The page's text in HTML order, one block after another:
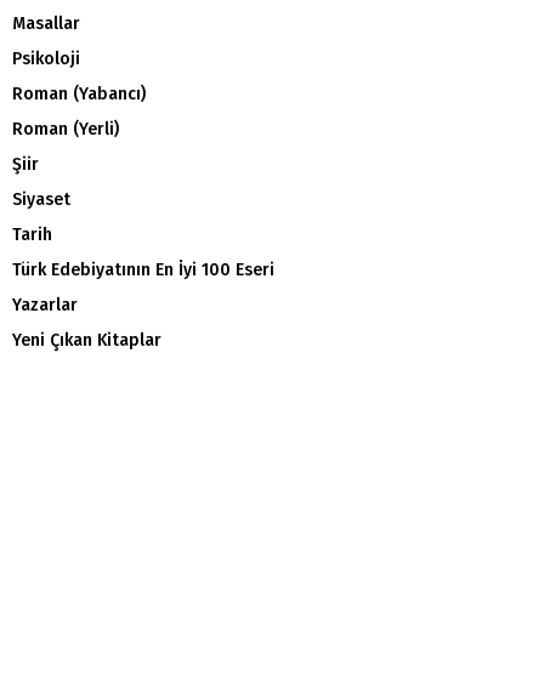
Masallar
Psikoloji
Roman (Yabancı)
Roman (Yerli)
Şiir
Siyaset
Tarih
Türk Edebiyatının En İyi 100 Eseri
Yazarlar
Yeni Çıkan Kitaplar